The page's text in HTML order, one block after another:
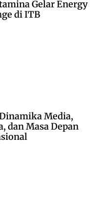
Gelar Energy
di ITB
Media,
dan Masa Depan